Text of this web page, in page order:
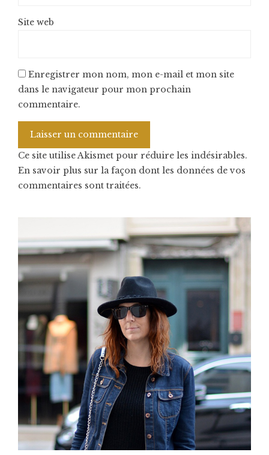
Site web
Enregistrer mon nom, mon e-mail et mon site
dans le navigateur pour mon prochain
commentaire.
Ce site utilise Akismet pour réduire les indésirables.
En savoir plus sur la façon dont les données de vos
commentaires sont traitées.